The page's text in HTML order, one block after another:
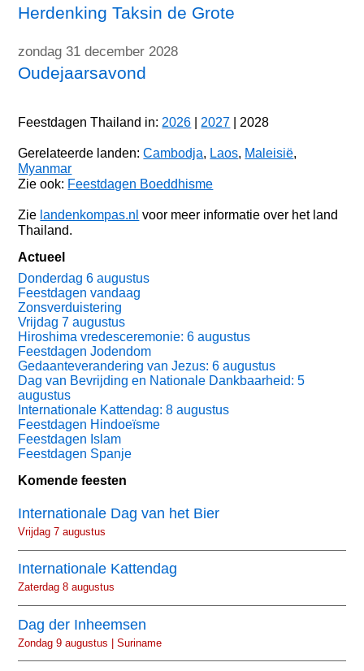
Herdenking Taksin de Grote
zondag 31 december 2028
Oudejaarsavond
Feestdagen Thailand in: 2026 2027 | 2028
Gerelateerde landen:Cambodja, Laos, Maleisië,
Myanmar
Zie ook: Feestdagen Boeddhisme
Zie landenkompas.nl voor meer informatie over het land
Thailand.
Actueel
Donderdag 6 augustus
Feestdagen vandaag
Zonsverduistering
Vrijdag 7 augustus
Hiroshima vredesceremonie: 6 augustus
Feestdagen Jodendom
Gedaanteverandering van Jezus: 6 augustus
Dag van Bevrijding en Nationale Dankbaarheid: 5
augustus
Internationale Kattendag: 8 augustus
Feestdagen Hindoeïsme
Feestdagen Islam
Feestdagen Spanje
Komende feesten
Internationale Dag van het Bier
Vrijdag 7 augustus
Internationale Kattendag
Zaterdag 8 augustus
Dag der Inheemsen
Zondag 9 augustus | Suriname